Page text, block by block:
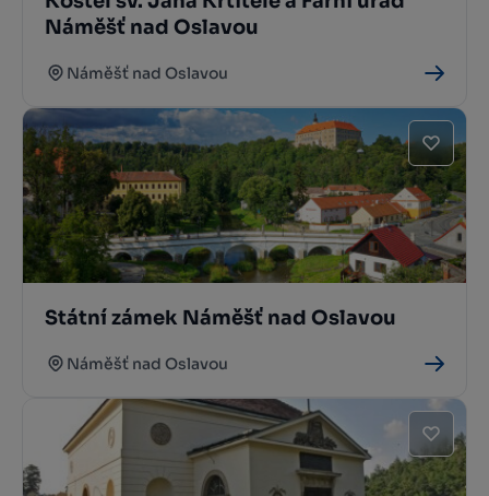
Náměšť nad Oslavou
Náměšť nad Oslavou
Státní zámek Náměšť nad Oslavou
Náměšť nad Oslavou